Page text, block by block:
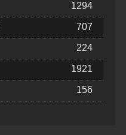
1294
707
224
1921
156